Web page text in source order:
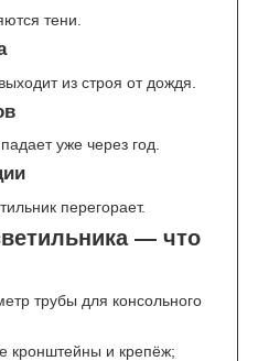
тени.
из строя от дождя.
уже через год.
перегорает.
— что
трубы для консольного
кронштейны и крепёж;